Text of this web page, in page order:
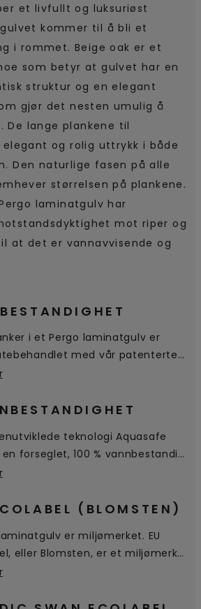
et livfullt og luksuriøst
kommer til å bli et
i rommet. Beige oak er et
som betyr at gulvet har en
struktur og en elegant
gjør det nesten umulig å
De lange plankene til
og rolig uttrykk i både
Den naturlige fasen på alle
størrelsen på plankene.
laminatgulv har
mot riper og
at det er vannavvisende og
i et Pergo laminatgulv er
med vår patenterte
teknologi. Dette enestående
og gjør gulvet hygienisk og lett å
teknologi Aquasafe
en forseglet, 100 % vannbestandig
helt ned til fasingen, noe som
liggende på overflaten, slik at det
(BLOMSTEN)
er miljømerket. EU
eller Blomsten, er et miljømerke
og tjenester som oppfyller
fra råvarer, utvinning,